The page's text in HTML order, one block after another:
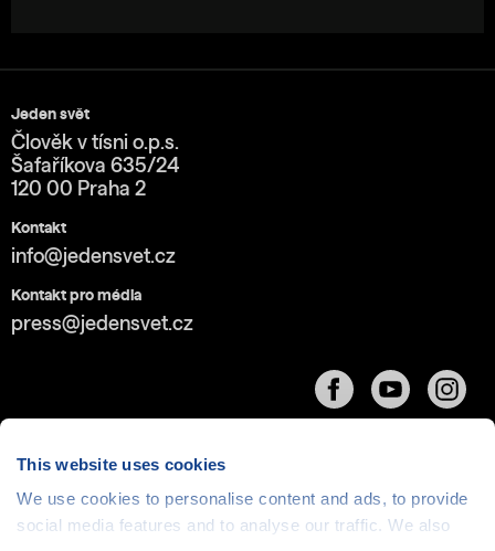
This website uses cookies
We use cookies to personalise content and ads, to provide
social media features and to analyse our traffic. We also
Jeden svět
Člověk v tísni o.p.s.
Šafaříkova 635/24
120 00 Praha 2
Kontakt
info@jedensvet.cz
Kontakt pro média
press@jedensvet.cz
Cookies| © 1999-2026 Člověk v tísni o.p.s., web běží